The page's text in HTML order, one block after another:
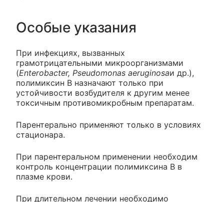
Особые указания
При инфекциях, вызванных
грамотрицательными микроорганизмами
(Enterobacter, Pseudomonas aeruginosaи др.),
полимиксин В назначают только при
устойчивости возбудителя к другим менее
токсичным противомикробным препаратам.
Парентерально применяют только в условиях
стационара.
При парентеральном применении необходим
контроль концентрации полимиксина B в
плазме крови.
При длительном лечении необходимо